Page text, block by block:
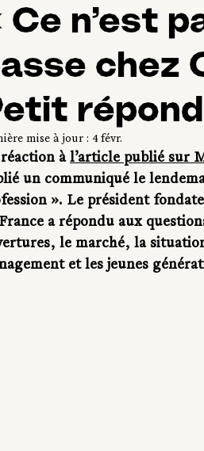
Ce n’est
chez
mise à jour : 4 févr.
à l’article publié sur
un communiqué le
». Le président
a répondu aux
le marché, la
et les jeunes